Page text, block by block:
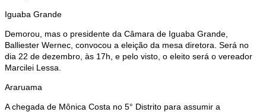
Iguaba Grande
Demorou, mas o presidente da Câmara de Iguaba Grande,
Balliester Wernec, convocou a eleição da mesa diretora. Será no
dia 22 de dezembro, às 17h, e pelo visto, o eleito será o vereador
Marcilei Lessa.
Araruama
A chegada de Mônica Costa no 5° Distrito para assumir a